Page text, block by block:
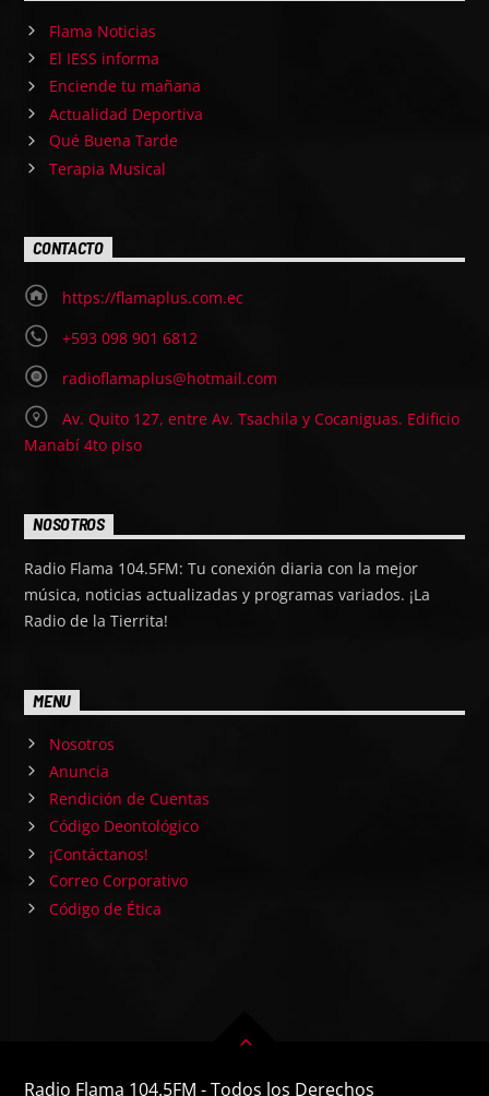
Flama Noticias
El IESS informa
Enciende tu mañana
Actualidad Deportiva
Qué Buena Tarde
Terapia Musical
CONTACTO
https://flamaplus.com.ec
+593 098 901 6812
radioflamaplus@hotmail.com
Av. Quito 127, entre Av. Tsachila y Cocaniguas. Edificio
Manabí 4to piso
NOSOTROS
Radio Flama 104.5FM: Tu conexión diaria con la mejor
música, noticias actualizadas y programas variados. ¡La
Radio de la Tierrita!
MENU
Nosotros
Anuncia
Rendición de Cuentas
Código Deontológico
¡Contáctanos!
Correo Corporativo
Código de Ética
Radio Flama 104.5FM - Todos los Derechos